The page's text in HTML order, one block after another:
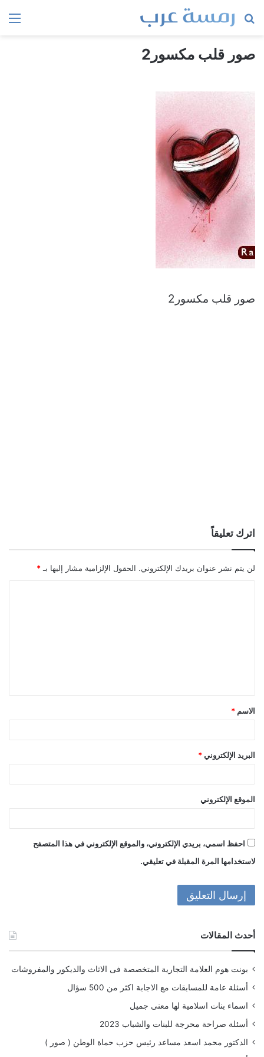
بحث
صور قلب مكسور2
صور قلب مكسور2
اترك تعليقاً
لن يتم نشر عنوان بريدك الإلكتروني. الحقول الإلزامية مشار إليها بـ *
ق
*
الاسم *
البريد الإلكتروني *
الموقع الإلكتروني
احفظ اسمي، بريدي الإلكتروني، والموقع الإلكتروني في هذا المتصفح
لاستخدامها المرة المقبلة في تعليقي.
أحدث المقالات
بونت هوم العلامة التجارية المتخصصة فى الاثاث والديكور والمفروشات
أسئلة عامة للمسابقات مع الاجابة اكثر من 500 سؤال
اسماء بنات اسلامية لها معنى جميل
أسئلة صراحة محرجة للبنات والشباب 2023
الدكتور محمد اسعد مساعد رئيس حزب حماة الوطن ( صور )